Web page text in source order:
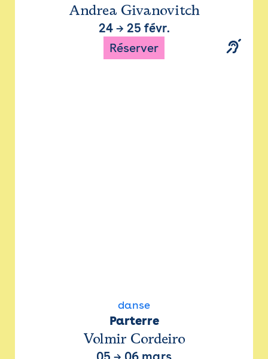
Andrea Givanovitch
24→ 25 févr.
Réserver
danse
Parterre
Volmir Cordeiro